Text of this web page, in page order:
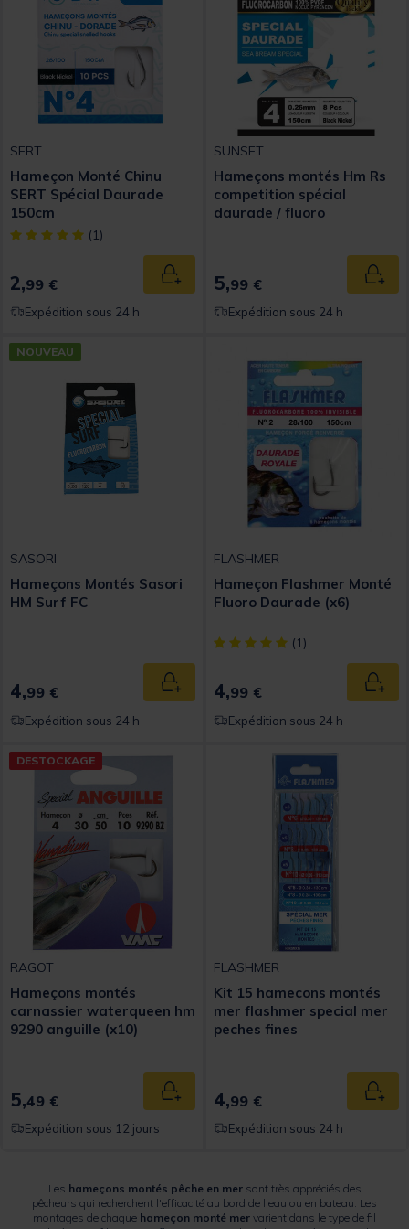
SERT
Hameçon Monté Chinu
SERT Spécial Daurade
150cm
[object Object] out of 5 Customer Rating
(1)
2,99 € Ajouter au panier
Expédition sous 24 h
SUNSET
Hameçons montés Hm Rs
competition spécial
daurade / fluoro
5,99 €
Expédition sous 24 h
NOUVEAU
SASORI
Hameçons Montés Sasori
HM Surf FC
4,99 € Ajouter au panier
Expédition sous 24 h
FLASHMER
Hameçon Flashmer Monté
Fluoro Daurade (x6)
[object Object] out of 5
(1)
4,99 €
Expédition sous 24 h
DESTOCKAGE
RAGOT
Hameçons montés
carnassier waterqueen hm
9290 anguille (x10)
5,49 € Ajouter au panier
Expédition sous 12 jours
FLASHMER
Kit 15 hamecons montés
mer flashmer special mer
peches fines
4,99 €
Expédition sous 24 h
Les hameçons montés pêche en mersont très appréciés des
pêcheurs qui recherchent l'efficacité au bord de l'eau ou en bateau. Les
montages de chaque hameçon monté mer varient dans le type de fil